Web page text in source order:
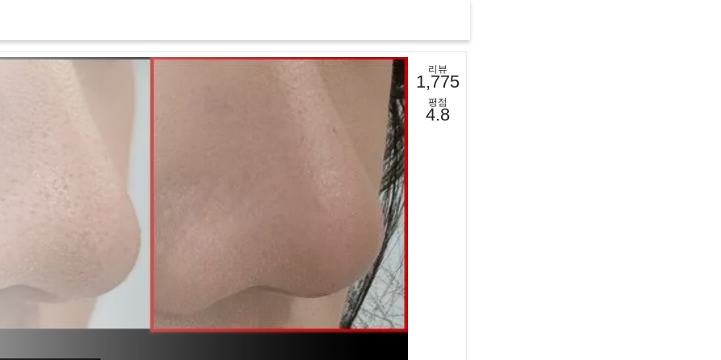
리뷰
1,775
평점
4.8